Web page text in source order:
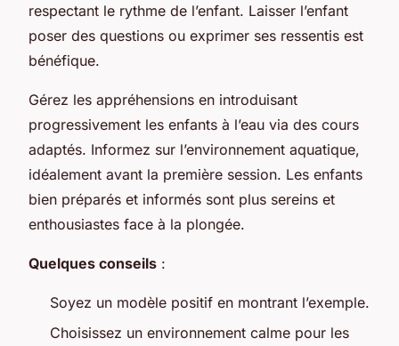
respectant le rythme de l’enfant. Laisser l’enfant
poser des questions ou exprimer ses ressentis est
bénéfique.
Gérez les appréhensions en introduisant
progressivement les enfants à l’eau via des cours
adaptés. Informez sur l’environnement aquatique,
idéalement avant la première session. Les enfants
bien préparés et informés sont plus sereins et
enthousiastes face à la plongée.
Quelques conseils :
Soyez un modèle positif en montrant l’exemple.
Choisissez un environnement calme pour les